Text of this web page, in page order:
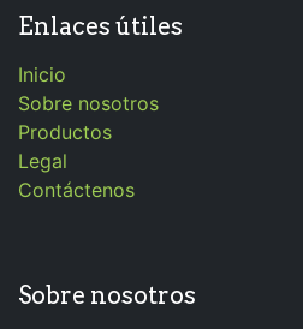
Enlaces útiles
Inicio
Sobre nosotros
Productos
Legal
Contáctenos
Sobre nosotros